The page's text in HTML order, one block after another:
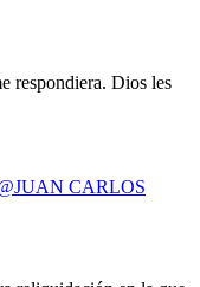
respondiera. Dios les
CARLOS